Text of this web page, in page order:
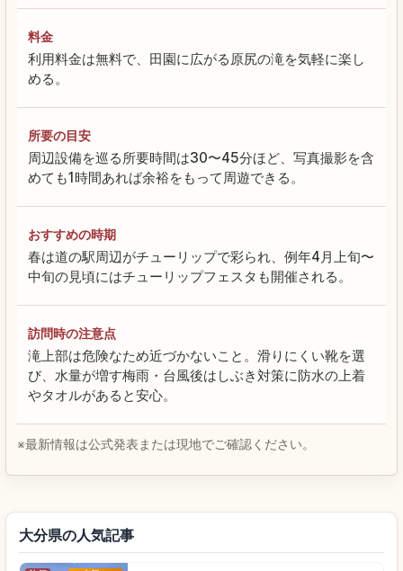
料金
利用料金は無料で、田園に広がる原尻の滝を気軽に楽し
める。
所要の目安
周辺設備を巡る所要時間は30〜45分ほど、写真撮影を含
めても1時間あれば余裕をもって周遊できる。
おすすめの時期
春は道の駅周辺がチューリップで彩られ、例年4月上旬〜
中旬の見頃にはチューリップフェスタも開催される。
訪問時の注意点
滝上部は危険なため近づかないこと。滑りにくい靴を選
び、水量が増す梅雨・台風後はしぶき対策に防水の上着
やタオルがあると安心。
※最新情報は公式発表または現地でご確認ください。
大分県の人気記事